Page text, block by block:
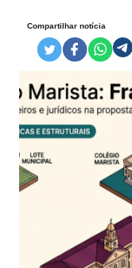
Compartilhar notícia